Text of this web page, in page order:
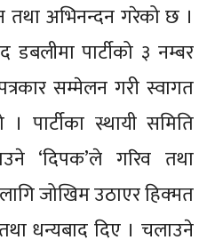
तथा अभिनन्दन गरेको छ ।
डबलीमा पार्टीको ३ नम्बर
सम्मेलन गरी स्वागत
पार्टीका स्थायी समिति
‘दिपक’ले गरिव तथा
जोखिम उठाएर हिक्मत
धन्यबाद दिए । चलाउने